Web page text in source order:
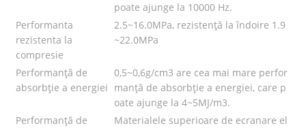
poate ajunge la 10000 Hz.
Performanta
rezistenta la
compresie
2.5~16.0MPa, rezistență la îndoire 1.9
~22.0MPa
Performanță de
absorbție a energiei
0,5~0,6g/cm3 are cea mai mare perfor
manță de absorbție a energiei, care p
oate ajunge la 4~5MJ/m3.
Performanță de
Materialele superioare de ecranare el